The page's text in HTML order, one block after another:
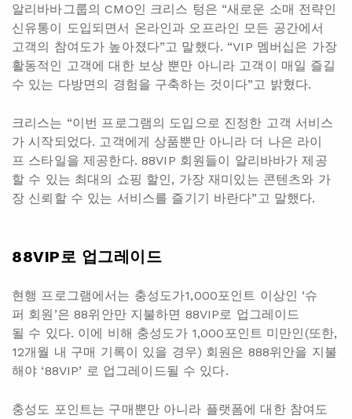
알리바바그룹의 CMO인 크리스 텅은 “새로운 소매 전략인
신유통이 도입되면서 온라인과 오프라인 모든 공간에서
고객의 참여도가 높아졌다”고 말했다. “VIP 멤버십은 가장
활동적인 고객에 대한 보상 뿐만 아니라 고객이 매일 즐길
수 있는 다방면의 경험을 구축하는 것이다”고 밝혔다.
크리스는 “이번 프로그램의 도입으로 진정한 고객 서비스
가 시작되었다. 고객에게 상품뿐만 아니라 더 나은 라이
프 스타일을 제공한다. 88VIP 회원들이 알리바바가 제공
할 수 있는 최대의 쇼핑 할인, 가장 재미있는 콘텐츠와 가
장 신뢰할 수 있는 서비스를 즐기기 바란다”고 말했다.
88VIP로 업그레이드
현행 프로그램에서는 충성도가1,000포인트 이상인 ‘슈
퍼 회원’은 88위안만 지불하면 88VIP로 업그레이드
될 수 있다. 이에 비해 충성도가 1,000포인트 미만인(또한,
12개월 내 구매 기록이 있을 경우) 회원은 888위안을 지불
해야 ‘88VIP’ 로 업그레이드될 수 있다.
충성도 포인트는 구매뿐만 아니라 플랫폼에 대한 참여도